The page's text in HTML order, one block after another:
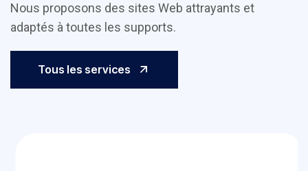
Nous proposons des sites Web attrayants et
adaptés à toutes les supports.
Tous les services